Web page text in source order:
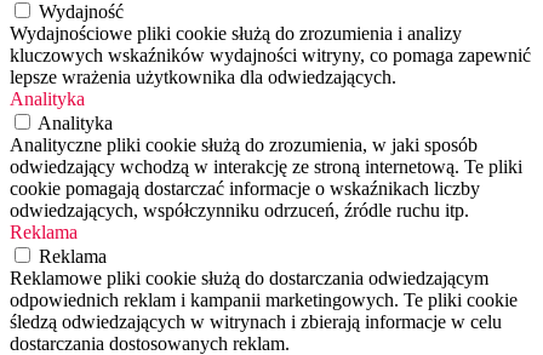
Wydajność
Wydajnościowe pliki cookie służą do zrozumienia i analizy
kluczowych wskaźników wydajności witryny, co pomaga zapewnić
lepsze wrażenia użytkownika dla odwiedzających.
Analityka
Analityka
Analityczne pliki cookie służą do zrozumienia, w jaki sposób
odwiedzający wchodzą w interakcję ze stroną internetową. Te pliki
cookie pomagają dostarczać informacje o wskaźnikach liczby
odwiedzających, współczynniku odrzuceń, źródle ruchu itp.
Reklama
Reklama
Reklamowe pliki cookie służą do dostarczania odwiedzającym
odpowiednich reklam i kampanii marketingowych. Te pliki cookie
śledzą odwiedzających w witrynach i zbierają informacje w celu
dostarczania dostosowanych reklam.